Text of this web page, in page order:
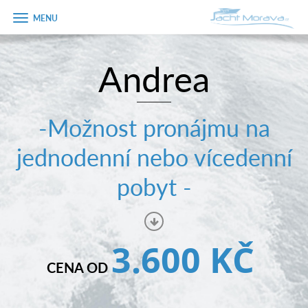
Úvodní strana
Pronájem a ceník
Plán plavby
Tipy na výlet
PRODEJ LODÍ
Zobrazit
menu
Andrea
-Možnost pronájmu na
jednodenní nebo vícedenní
pobyt -
CENA OD3.600 KČ